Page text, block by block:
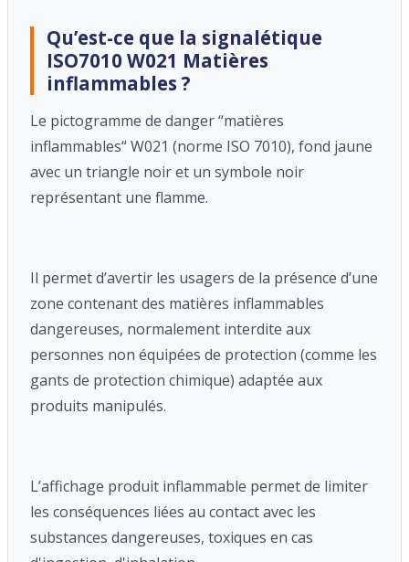
Qu’est-ce que la signalétique
ISO7010 W021 Matières
inflammables ?
Le pictogramme de danger “matières
inflammables“ W021 (norme ISO 7010), fond jaune
avec un triangle noir et un symbole noir
représentant une flamme.
Il permet d’avertir les usagers de la présence d’une
zone contenant des matières inflammables
dangereuses, normalement interdite aux
personnes non équipées de protection (comme les
gants de protection chimique) adaptée aux
produits manipulés.
L’affichage produit inflammable permet de limiter
les conséquences liées au contact avec les
substances dangereuses, toxiques en cas